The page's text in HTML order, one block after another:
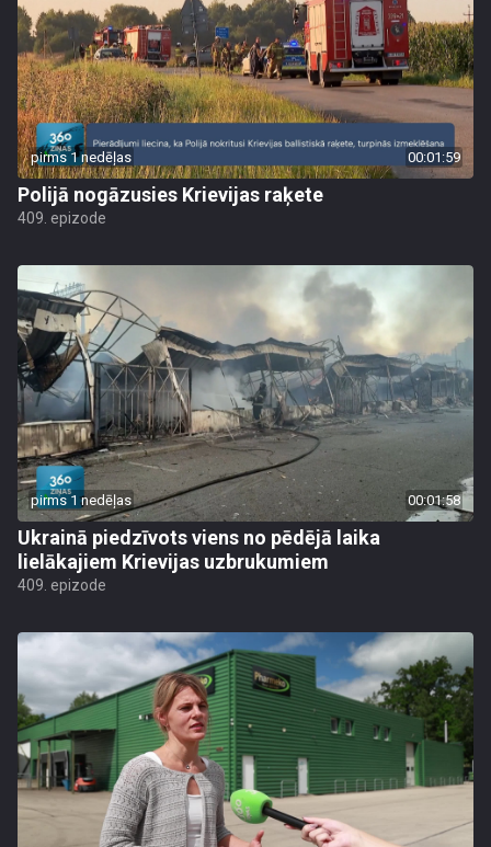
pirms 1 nedēļas 00:01:59
Polijā nogāzusies Krievijas raķete
409. epizode
pirms 1 nedēļas 00:01:58
Ukrainā piedzīvots viens no pēdējā laika
lielākajiem Krievijas uzbrukumiem
409. epizode